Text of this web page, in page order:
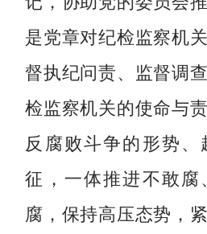
是党章对纪检监察机
督执纪问责、监督调
检监察机关的使命与
反腐败斗争的形势
征，一体推进不敢腐
腐，保持高压态势，